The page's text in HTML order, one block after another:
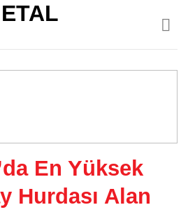
En Yüksek
Hurdası Alan